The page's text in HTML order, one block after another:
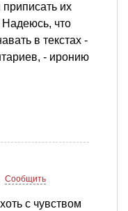
их
что
в текстах -
- иронию
Сообщить
с чувством